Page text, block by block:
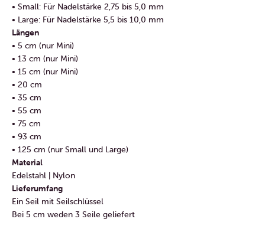
• Small: Für Nadelstärke 2,75 bis 5,0 mm
• Large: Für Nadelstärke 5,5 bis 10,0 mm
Längen
• 5 cm (nur Mini)
• 13 cm (nur Mini)
• 15 cm (nur Mini)
• 20 cm
• 35 cm
• 55 cm
• 75 cm
• 93 cm
• 125 cm (nur Small und Large)
Material
Edelstahl | Nylon
Lieferumfang
Ein Seil mit Seilschlüssel
Bei 5 cm weden 3 Seile geliefert